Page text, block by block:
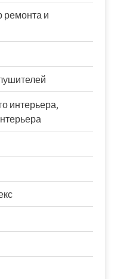
и
интерьера,